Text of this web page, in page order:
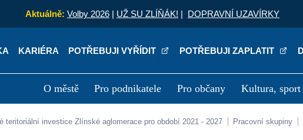
Aktuálně: Volby 2026 | UŽ SU ZLÍŇÁK! | DOPRAVNÍ UZAVÍRKY
KARIÉRA POTŘEBUJI VYŘÍDIT POTŘEBUJI ZAPLATIT
O městě Pro podnikatele Pro občany Kultura, sport
deska Kariéra
teritoriální investice Zlínské aglomerace pro období 2021 - 2027 Pracovní skupiny